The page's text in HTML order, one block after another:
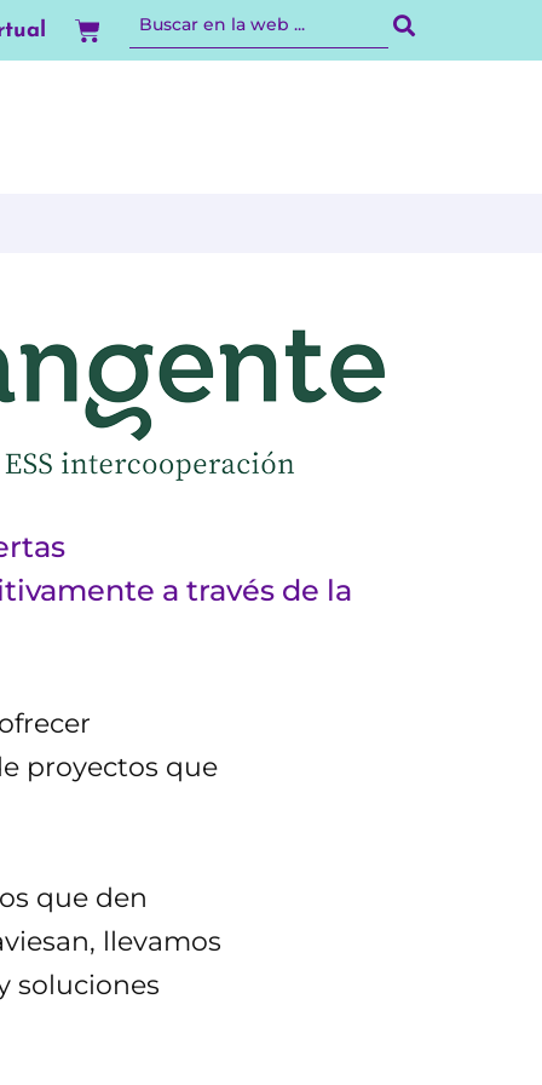
Carrito
a través de la
proyectos que
que den
llevamos
soluciones